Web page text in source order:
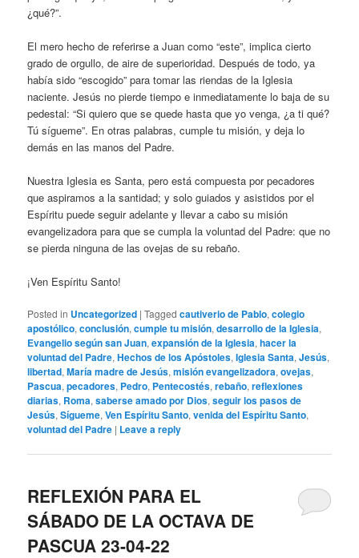
¿qué?”.
El mero hecho de referirse a Juan como “este”, implica cierto
grado de orgullo, de aire de superioridad. Después de todo, ya
había sido “escogido” para tomar las riendas de la Iglesia
naciente. Jesús no pierde tiempo e inmediatamente lo baja de su
pedestal: “Si quiero que se quede hasta que yo venga, ¿a ti qué?
Tú sígueme”. En otras palabras, cumple tu misión, y deja lo
demás en las manos del Padre.
Nuestra Iglesia es Santa, pero está compuesta por pecadores
que aspiramos a la santidad; y solo guiados y asistidos por el
Espíritu puede seguir adelante y llevar a cabo su misión
evangelizadora para que se cumpla la voluntad del Padre: que no
se pierda ninguna de las ovejas de su rebaño.
¡Ven Espíritu Santo!
Posted in Uncategorized |Tagged cautiverio de Pablo,colegio
apostólico,conclusión,cumple tu misión,desarrollo de la Iglesia,
Evangelio según san Juan,expansión de la Iglesia,hacer la
voluntad del Padre,Hechos de los Apóstoles,Iglesia Santa,Jesús,
libertad,María madre de Jesús,misión evangelizadora,ovejas,
Pascua,pecadores, Pedro, Pentecostés,rebaño,reflexiones
diarias, Roma,saberse amado por Dios,seguir los pasos de
Jesús,Sígueme,Ven Espíritu Santo,venida del Espíritu Santo,
voluntad del Padre | Leave a reply
REFLEXIÓN PARA EL
SÁBADO DE LA OCTAVA DE
PASCUA 23-04-22